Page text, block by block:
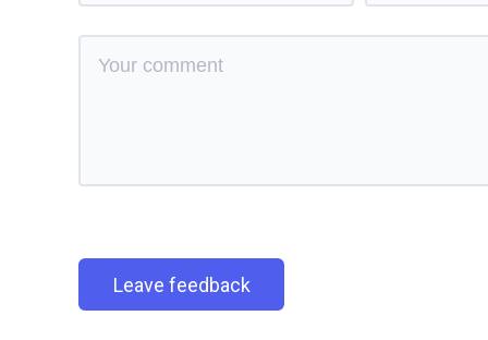
Leave feedback